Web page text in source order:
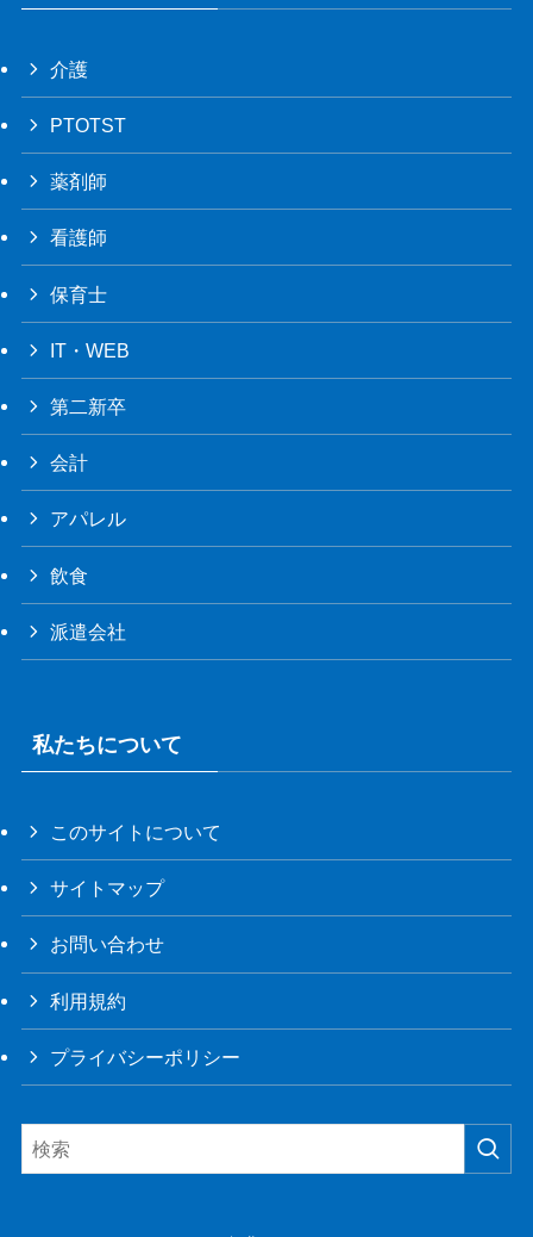
介護
PTOTST
薬剤師
看護師
保育士
IT・WEB
第二新卒
会計
アパレル
飲食
派遣会社
私たちについて
このサイトについて
サイトマップ
お問い合わせ
利用規約
プライバシーポリシー